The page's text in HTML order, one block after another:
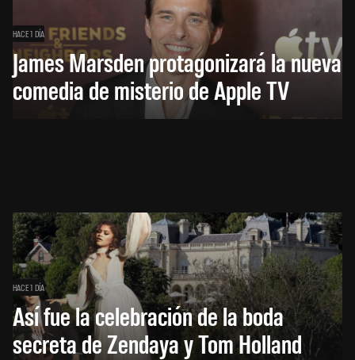
HACE 1 DÍA
James Marsden protagonizará la nueva
comedia de misterio de Apple TV
HACE 1 DÍA
Así fue la celebración de la boda
secreta de Zendaya y Tom Holland